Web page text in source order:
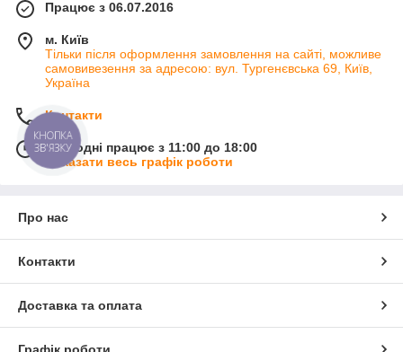
Працює з 06.07.2016
м. Київ
Тільки після оформлення замовлення на сайті, можливе
самовивезення за адресою: вул. Тургенєвська 69, Київ,
Україна
Контакти
Сьогодні працює з 11:00 до 18:00
Показати весь графік роботи
Про нас
Контакти
Доставка та оплата
КНОПКА
ЗВ'ЯЗКУ